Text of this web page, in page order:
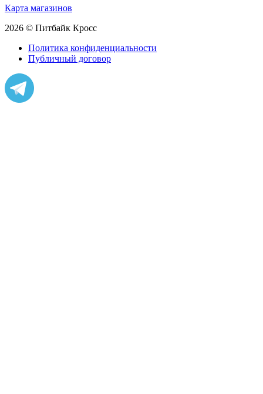
Карта магазинов
2026 © Питбайк Кросс
Политика конфиденциальности
Публичный договор